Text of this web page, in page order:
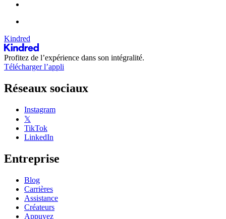
Kindred
Profitez de l’expérience dans son intégralité.
Télécharger l’appli
Réseaux sociaux
Instagram
𝕏
TikTok
LinkedIn
Entreprise
Blog
Carrières
Assistance
Créateurs
Appuyez